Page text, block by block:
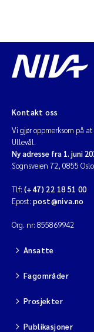
Kontakt oss
Vi gjør oppmerksom på
Ullevål.
Ny adresse fra 1. juni
Sognsveien 72, 0855
Tlf: (+47) 22 18 51 00
Epost: post@niva.no
Org. nr: 855869942
Ansatte
Fagområder
Prosjekter
Publikasjoner